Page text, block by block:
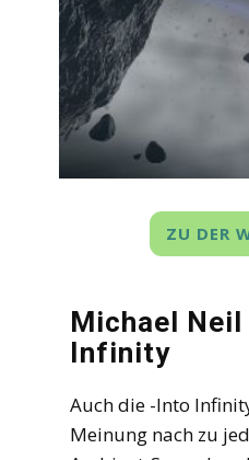
ZU DER
Michael
Infinity
Auch die -Into
Meinung nach zu